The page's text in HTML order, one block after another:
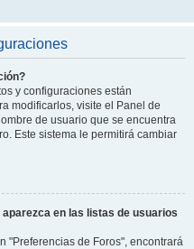
y configuraciones están
modificarlos, visite el Panel de
de usuario que se encuentra
Este sistema le permitirá cambiar
en las listas de usuarios
"Preferencias de Foros", encontrará